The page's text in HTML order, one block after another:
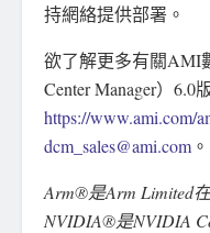
持網絡提供部署。
欲了解更多有關AMI
Center Manager）
https://www.ami.com/
dcm_sales@ami.com 。
Arm®是Arm Limited
NVIDIA®是NVIDIA